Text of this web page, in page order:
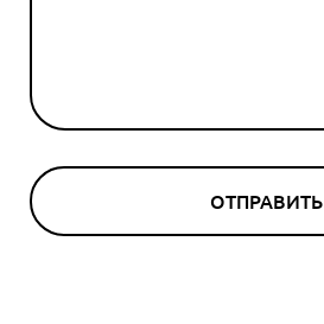
ОТПРАВИТЬ